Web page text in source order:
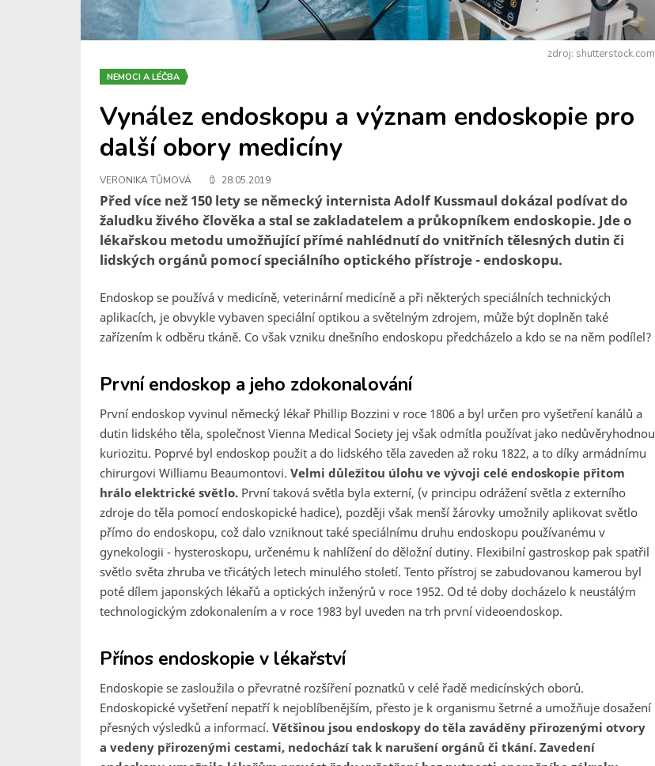
zdroj: shutterstock.com
NEMOCI A LÉČBA
Vynález endoskopu a význam endoskopie pro
další obory medicíny
VERONIKA TŮMOVÁ 28.05.2019
Před více než 150 lety se německý internista Adolf Kussmaul dokázal podívat do
žaludku živého člověka a stal se zakladatelem a průkopníkem endoskopie. Jde o
lékařskou metodu umožňující přímé nahlédnutí do vnitřních tělesných dutin či
lidských orgánů pomocí speciálního optického přístroje - endoskopu.
Endoskop se používá v medicíně, veterinární medicíně a při některých speciálních technických
aplikacích, je obvykle vybaven speciální optikou a světelným zdrojem, může být doplněn také
zařízením k odběru tkáně. Co však vzniku dnešního endoskopu předcházelo a kdo se na něm podílel?
První endoskop a jeho zdokonalování
První endoskop vyvinul německý lékař Phillip Bozzini v roce 1806 a byl určen pro vyšetření kanálů a
dutin lidského těla, společnost Vienna Medical Society jej však odmítla používat jako nedůvěryhodnou
kuriozitu. Poprvé byl endoskop použit a do lidského těla zaveden až roku 1822, a to díky armádnímu
chirurgovi Williamu Beaumontovi. Velmi důležitou úlohu ve vývoji celé endoskopie přitom
hrálo elektrické světlo. První taková světla byla externí, (v principu odrážení světla z externího
zdroje do těla pomocí endoskopické hadice), později však menší žárovky umožnily aplikovat světlo
přímo do endoskopu, což dalo vzniknout také speciálnímu druhu endoskopu používanému v
gynekologii - hysteroskopu, určenému k nahlížení do děložní dutiny. Flexibilní gastroskop pak spatřil
světlo světa zhruba ve třicátých letech minulého století. Tento přístroj se zabudovanou kamerou byl
poté dílem japonských lékařů a optických inženýrů v roce 1952. Od té doby docházelo k neustálým
technologickým zdokonalením a v roce 1983 byl uveden na trh první videoendoskop.
Přínos endoskopie v lékařství
Endoskopie se zasloužila o převratné rozšíření poznatků v celé řadě medicínských oborů.
Endoskopické vyšetření nepatří k nejoblíbenějším, přesto je k organismu šetrné a umožňuje dosažení
přesných výsledků a informací. Většinou jsou endoskopy do těla zaváděny přirozenými otvory
a vedeny přirozenými cestami, nedochází tak k narušení orgánů či tkání. Zavedení